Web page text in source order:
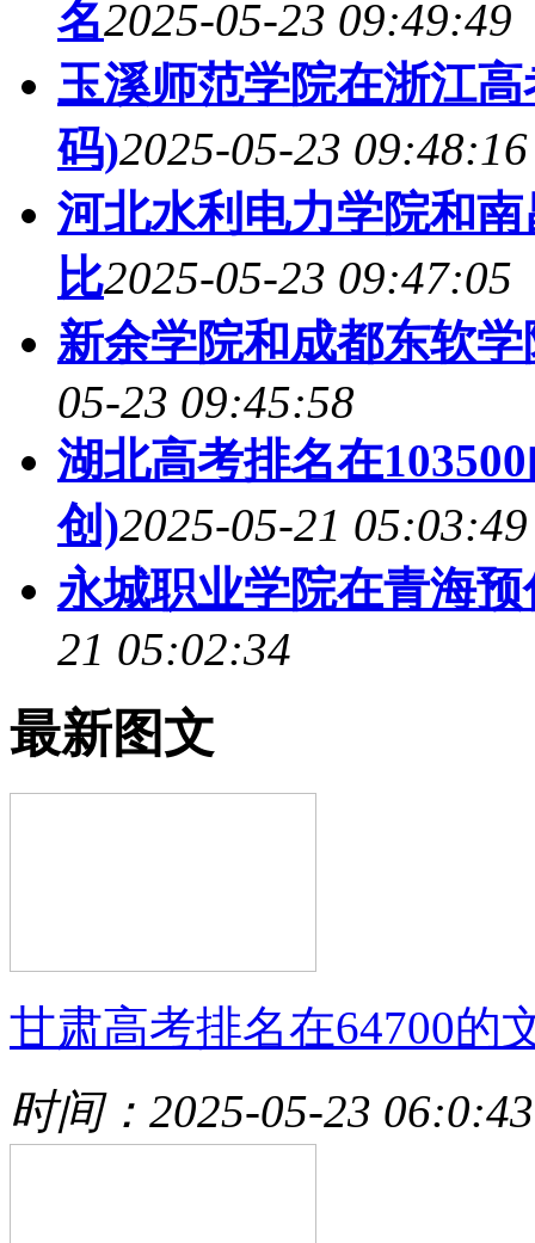
名2025-05-23 09:49:49
玉溪师范学院在浙江
码)2025-05-23 09:48:16
河北水利电力学院和
比2025-05-23 09:47:05
新余学院和成都东软
05-23 09:45:58
湖北高考排名在
创)2025-05-21 05:03:49
永城职业学院在青海
21 05:02:34
最新图文
甘肃高考排名在64700的
时间：2025-05-23 06:0:43